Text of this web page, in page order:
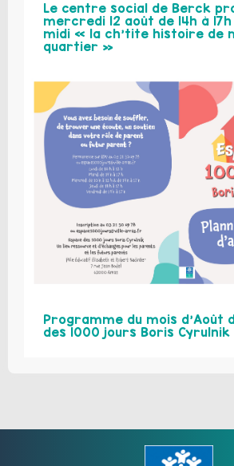
Le centre social de Berck
mercredi 12 août de 14h à
midi « la ch’tite histoire de
quartier »
Programme du mois d’Août
des 1000 jours Boris Cyrulnik